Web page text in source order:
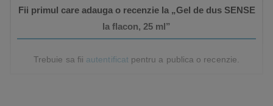
Fii primul care adauga o recenzie la „Gel de dus SENSE
la flacon, 25 ml”
Trebuie sa fii autentificatpentru a publica o recenzie.